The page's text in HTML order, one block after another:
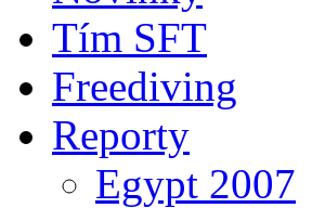
Tím SFT
Freediving
Reporty
Egypt 2007